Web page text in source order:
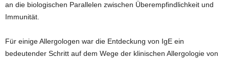
an die biologischen Parallelen zwischen Überempfindlichkeit und
Immunität.
Für einige Allergologen war die Entdeckung von IgE ein
bedeutender Schritt auf dem Wege der klinischen Allergologie von